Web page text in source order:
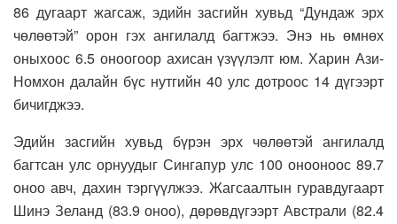
86 дугаарт жагсаж, эдийн засгийн хувьд “Дундаж эрх
чөлөөтэй” орон гэх ангилалд багтжээ. Энэ нь өмнөх
оныхоос 6.5 оноогоор ахисан үзүүлэлт юм. Харин Ази-
Номхон далайн бүс нутгийн 40 улс дотроос 14 дүгээрт
бичигджээ.
Эдийн засгийн хувьд бүрэн эрх чөлөөтэй ангилалд
багтсан улс орнуудыг Сингапур улс 100 онооноос 89.7
оноо авч, дахин тэргүүлжээ. Жагсаалтын гуравдугаарт
Шинэ Зеланд (83.9 оноо), дөрөвдүгээрт Австрали (82.4